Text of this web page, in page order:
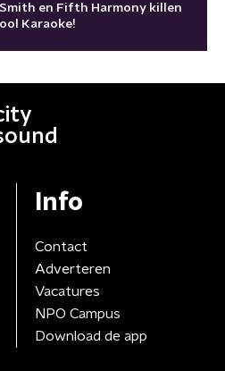
Smith en Fifth Harmony killen
Karaoke!
Info
Contact
Adverteren
Vacatures
NPO Campus
Download de app